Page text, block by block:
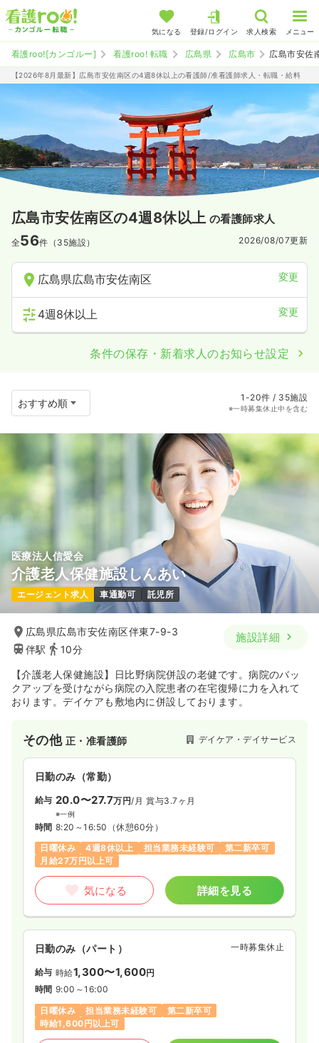
気になる 登録/ログイン 求人検索 メニュー
看護roo![カンゴルー] 看護roo! 転職 広島県 広島市 広島市安佐
【2026年8月最新】広島市安佐南区の4週8休以上の看護師/准看護師求人・転職・給料
広島市安佐南区の4週8休以上 の看護師求人
全56件（35施設） 2026/08/07更新
広島県広島市安佐南区 変更
4週8休以上 変更
条件の保存・新着求人のお知らせ設定
1-20件 / 35施設
※一時募集休止中を含む
医療法人信愛会
介護老人保健施設しんあい
エージェント求人 車通勤可 託児所
広島県広島市安佐南区伴東7-9-3
伴駅
10分
施設詳細
【介護老人保健施設】日比野病院併設の老健です。病院のバッ
クアップを受けながら病院の入院患者の在宅復帰に力を入れて
おります。デイケアも敷地内に併設しております。
その他 正・准看護師 デイケア・デイサービス
日勤のみ（常勤）
給与 20.0〜27.7万円/月 賞与3.7ヶ月
※一例
時間 8:20～16:50 （休憩60分）
日曜休み
4週8休以上 担当業務未経験可
第二新卒可
月給27万円以上可
気になる 詳細を見る
日勤のみ（パート） 一時募集休止
給与 時給1,300〜1,600円
時間 9:00～16:00
日曜休み
担当業務未経験可
第二新卒可
時給1,600円以上可